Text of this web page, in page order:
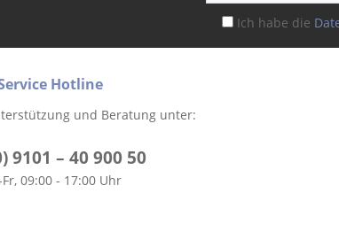
Hotline
und Beratung unter:
9101 – 40 900 50
09:00 - 17:00 Uhr
Ich habe die